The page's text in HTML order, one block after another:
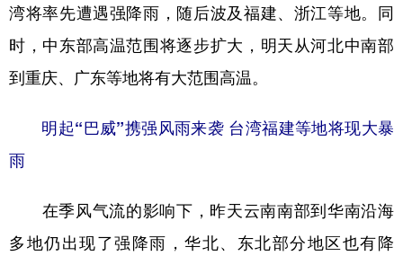
法律 中央文件 汽车
食品 人居 信息化
湾将率先遭遇强降雨，随后波及福建、浙江等地。同
时，中东部高温范围将逐步扩大，明天从河北中南部
到重庆、广东等地将有大范围高温。
明起“巴威”携强风雨来袭 台湾福建等地将现大暴
雨
在季风气流的影响下，昨天云南南部到华南沿海
多地仍出现了强降雨，华北、东北部分地区也有降